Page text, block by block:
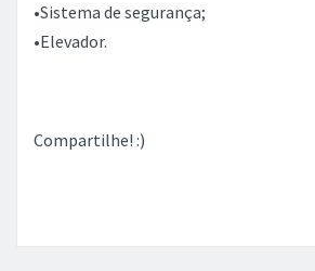
•Sistema de segurança;
•Elevador.
Compartilhe! :)